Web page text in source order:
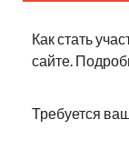
Как стать
сайте.
Требуется